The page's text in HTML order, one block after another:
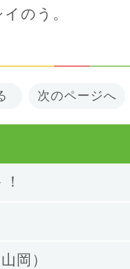
のう。
次のページへ
岡）